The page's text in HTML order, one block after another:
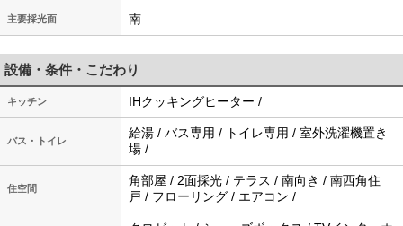
主要採光面 南
設備・条件・こだわり
キッチン IHクッキングヒーター /
バス・トイレ
給湯 / バス専用 / トイレ専用 / 室外洗濯機置き
場 /
住空間
角部屋 / 2面採光 / テラス / 南向き / 南西角住
戸 / フローリング / エアコン /